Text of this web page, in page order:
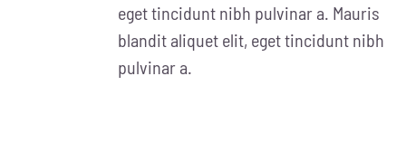
eget tincidunt nibh pulvinar a. Mauris
blandit aliquet elit, eget tincidunt nibh
pulvinar a.